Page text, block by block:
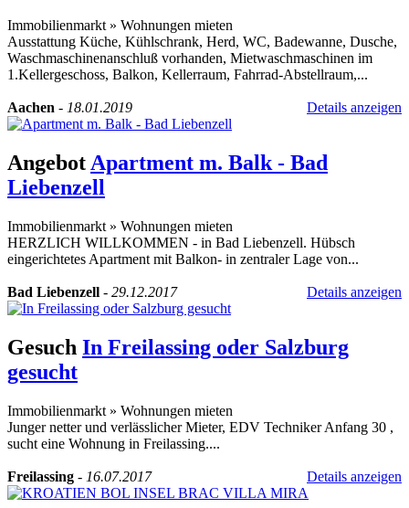
Immobilienmarkt » Wohnungen mieten
Ausstattung Küche, Kühlschrank, Herd, WC, Badewanne, Dusche,
Waschmaschinenanschluß vorhanden, Mietwaschmaschinen im
1.Kellergeschoss, Balkon, Kellerraum, Fahrrad-Abstellraum,...
Aachen - 18.01.2019 Details anzeigen
AngebotApartment m. Balk - Bad
Liebenzell
Immobilienmarkt » Wohnungen mieten
HERZLICH WILLKOMMEN - in Bad Liebenzell. Hübsch
eingerichtetes Apartment mit Balkon- in zentraler Lage von...
Bad Liebenzell - 29.12.2017 Details anzeigen
Gesuch In Freilassing oder Salzburg
gesucht
Immobilienmarkt » Wohnungen mieten
Junger netter und verlässlicher Mieter, EDV Techniker Anfang 30 ,
sucht eine Wohnung in Freilassing....
Freilassing - 16.07.2017 Details anzeigen